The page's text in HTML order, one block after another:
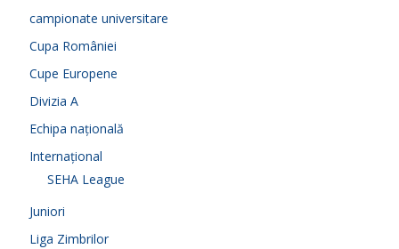
campionate universitare
Cupa României
Cupe Europene
Divizia A
Echipa națională
Internațional
SEHA League
Juniori
Liga Zimbrilor